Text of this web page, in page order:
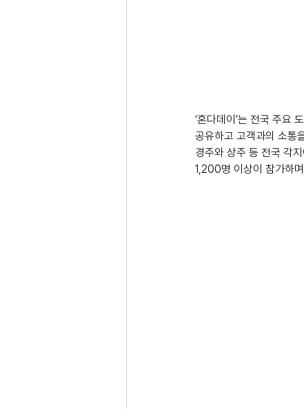
‘혼다데이’는 전국 주요
공유하고 고객과의 소통
경주와 상주 등 전국 각
1,200명 이상이 참가하